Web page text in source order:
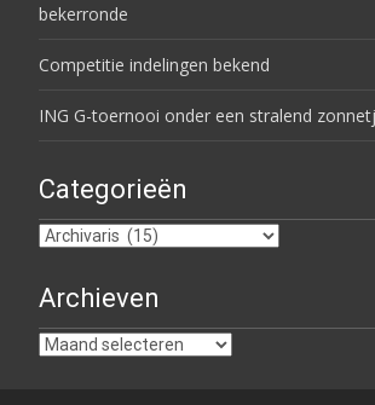
bekerronde
Competitie indelingen bekend
ING G-toernooi onder een stralend
Categorieën
Categorieën
Archieven
Archieven